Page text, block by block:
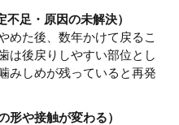
不足・原因の未解決）
めた後、数年かけて戻るこ
は後戻りしやすい部位とし
みしめが残っていると再発
形や接触が変わる）